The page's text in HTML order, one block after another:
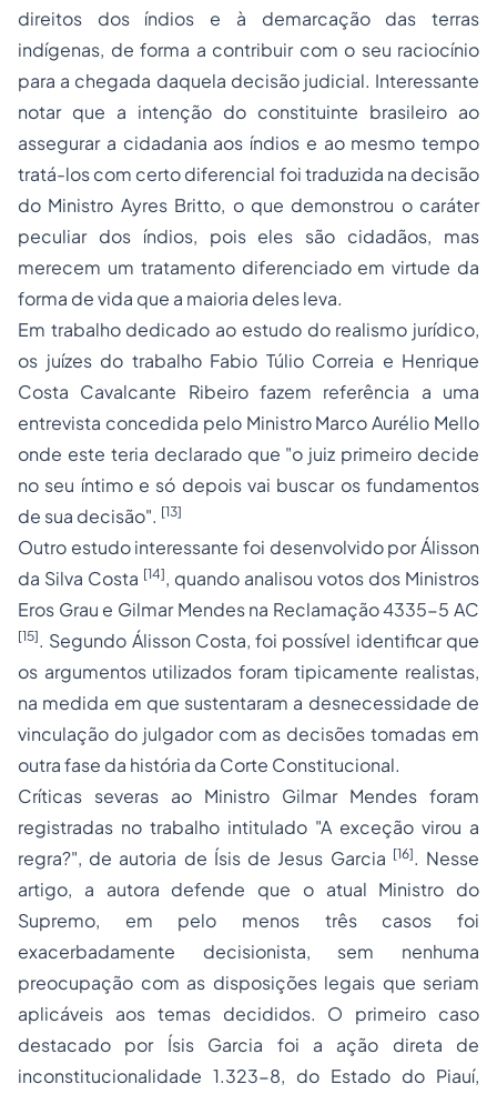
direitos dos índios e à demarcação das terras
indígenas, de forma a contribuir com o seu raciocínio
para a chegada daquela decisão judicial. Interessante
notar que a intenção do constituinte brasileiro ao
assegurar a cidadania aos índios e ao mesmo tempo
tratá-los com certo diferencial foi traduzida na decisão
do Ministro Ayres Britto, o que demonstrou o caráter
peculiar dos índios, pois eles são cidadãos, mas
merecem um tratamento diferenciado em virtude da
forma de vida que a maioria deles leva.
Em trabalho dedicado ao estudo do realismo jurídico,
os juízes do trabalho Fabio Túlio Correia e Henrique
Costa Cavalcante Ribeiro fazem referência a uma
entrevista concedida pelo Ministro Marco Aurélio Mello
onde este teria declarado que "o juiz primeiro decide
no seu íntimo e só depois vai buscar os fundamentos
de sua decisão". [13]
Outro estudo interessante foi desenvolvido por Álisson
da Silva Costa [14], quando analisou votos dos Ministros
Eros Grau e Gilmar Mendes na Reclamação 4335-5 AC
[15]. Segundo Álisson Costa, foi possível identificar que
os argumentos utilizados foram tipicamente realistas,
na medida em que sustentaram a desnecessidade de
vinculação do julgador com as decisões tomadas em
outra fase da história da Corte Constitucional.
Críticas severas ao Ministro Gilmar Mendes foram
registradas no trabalho intitulado "A exceção virou a
regra?", de autoria de Ísis de Jesus Garcia [16]. Nesse
artigo, a autora defende que o atual Ministro do
Supremo, em pelo menos três casos foi
exacerbadamente decisionista, sem nenhuma
preocupação com as disposições legais que seriam
aplicáveis aos temas decididos. O primeiro caso
destacado por Ísis Garcia foi a ação direta de
inconstitucionalidade 1.323-8, do Estado do Piauí,